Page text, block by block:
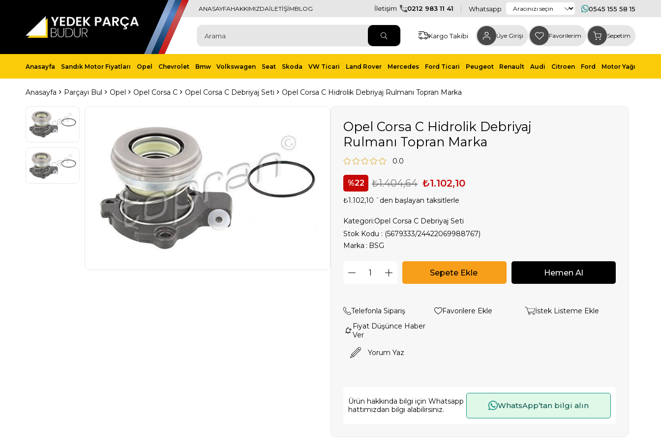
ANASAYFAHAKKIMIZDAİLETİŞİMBLOG İletişim 0212 983 11 41 Whatsapp 0545 155 58 15
Kargo Takibi Üye Girişi Favorilerim Sepetim
Anasayfa Sandık Motor Fiyatları Opel Chevrolet Bmw Volkswagen Seat Skoda VW Ticari Land Rover Mercedes Ford Ticari Peugeot Renault Audi Citroen Ford Motor Yağı
Anasayfa Parçayı Bul Opel Opel Corsa C Opel Corsa C Debriyaj Seti Opel Corsa C Hidrolik Debriyaj Rulmanı Topran Marka
Opel Corsa C Hidrolik Debriyaj
Rulmanı Topran Marka
0.0
22 ₺1.404,64 ₺1.102,10
₺1.102,10 `den başlayan taksitlerle
Kategori:Opel Corsa C Debriyaj Seti
Stok Kodu
(5679333/24422069988767)
Marka : BSG
Telefonla Sipariş Favorilere Ekle
İstek Listeme Ekle
Fiyat Düşünce Haber
Ver
Yorum Yaz
Ürün hakkında bilgi için Whatsapp
hattımızdan bilgi alabilirsiniz.
WhatsApp’tan bilgi alın